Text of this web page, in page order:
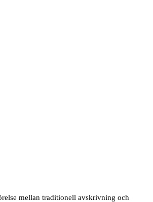
mellan traditionell avskrivning och